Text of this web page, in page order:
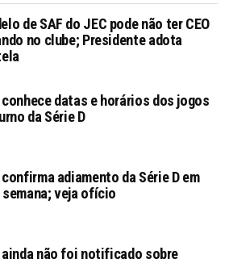
de SAF do JEC pode não ter CEO
no clube; Presidente adota
conhece datas e horários dos jogos
da Série D
confirma adiamento da Série D em
semana; veja ofício
ainda não foi notificado sobre